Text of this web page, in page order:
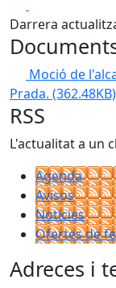
Darrera
Moció de
Prada. (362.48KB)
RSS
L'actualitat a un
Agenda
Avisos
Notícies
Ofertes de
Adreces i